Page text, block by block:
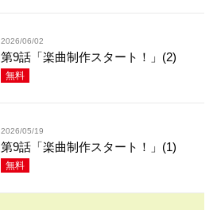
2026/06/02
第9話「楽曲制作スタート！」(2)
無料
2026/05/19
第9話「楽曲制作スタート！」(1)
無料